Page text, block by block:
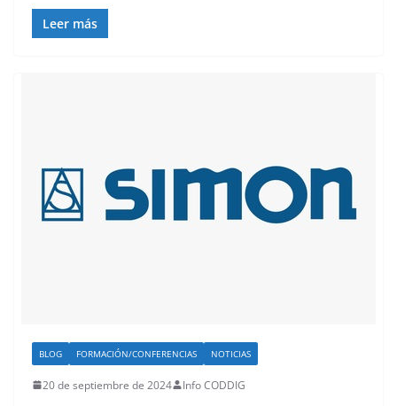
Leer más
BLOG FORMACIÓN/CONFERENCIAS NOTICIAS
20 de septiembre de 2024 Info CODDIG